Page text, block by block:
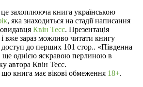
захоплююча книга українською
, яка знаходиться на стадії написання
Квін Тесс. Презентація
і вже зараз можливо читати книгу
до перших 101 стор.. «Південна
ще однією яскравою перлиною в
автора Квін Тесс.
книга має вікові обмеження 18+.